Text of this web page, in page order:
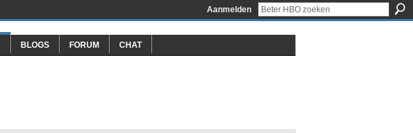
Aanmelden
BLOGS FORUM CHAT